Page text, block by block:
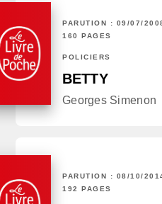
PARUTION : 09/07/
160 PAGES
POLICIERS
BETTY
Georges Simenon
PARUTION : 08/10/
192 PAGES